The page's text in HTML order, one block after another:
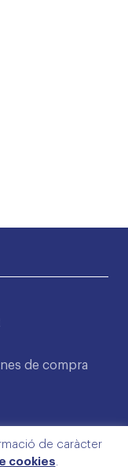
de compra
de caràcter
cookies.